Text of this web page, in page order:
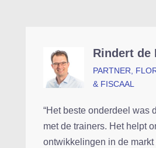
Rindert de
PARTNER,
& FISCAAL
“Het beste onderdeel was
met de trainers. Het helpt
ontwikkelingen in de markt